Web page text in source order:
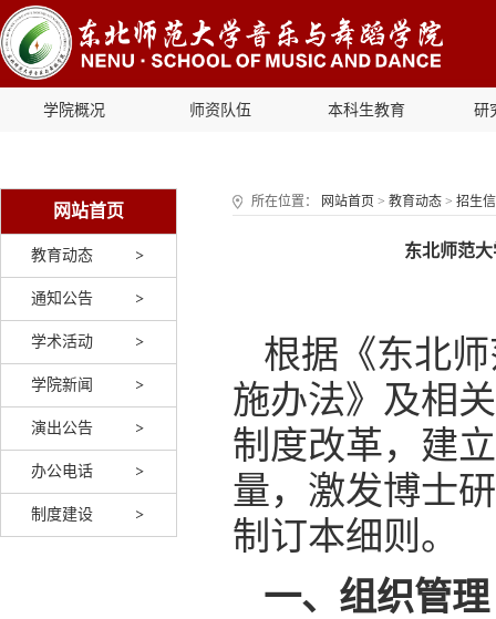
学院概况 师资队伍 本科生教育 研
网站首页
教育动态
通知公告
学术活动
学院新闻
演出公告
办公电话
制度建设
所在位置： 网站首页 > 教育动态 > 招生
东北师范
根据《东北
施办法》及相
制度改革，建
量，激发博士
制订本细则。
一、组织管理